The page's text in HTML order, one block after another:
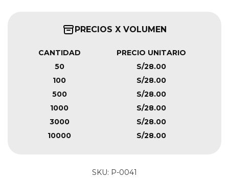
PRECIOS X VOLUMEN
CANTIDAD
PRECIO UNITARIO
50
S/28.00
100
S/28.00
500
S/28.00
1000
S/28.00
3000
S/28.00
10000
S/28.00
SKU: P-0041